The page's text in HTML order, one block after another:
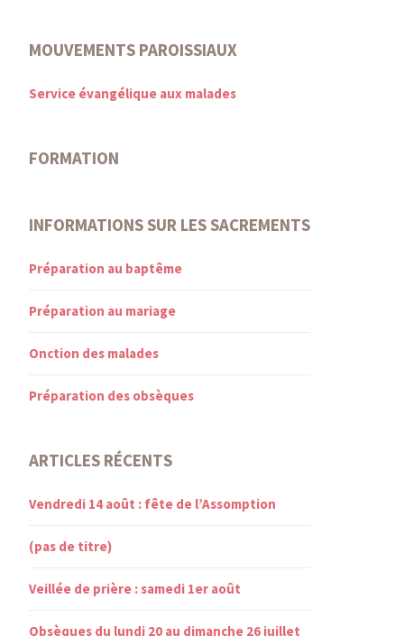
MOUVEMENTS PAROISSIAUX
Service évangélique aux malades
FORMATION
INFORMATIONS SUR LES SACREMENTS
Préparation au baptême
Préparation au mariage
Onction des malades
Préparation des obsèques
ARTICLES RÉCENTS
Vendredi 14 août : fête de l’Assomption
(pas de titre)
Veillée de prière : samedi 1er août
Obsèques du lundi 20 au dimanche 26 juillet